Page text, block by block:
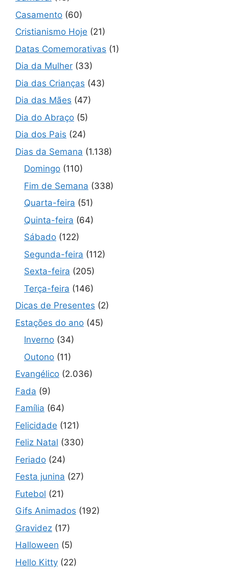
Casamento (60)
Cristianismo Hoje (21)
Datas Comemorativas (1)
Dia da Mulher (33)
Dia das Crianças (43)
Dia das Mães (47)
Dia do Abraço (5)
Dia dos Pais (24)
Dias da Semana (1.138)
Domingo (110)
Fim de Semana (338)
Quarta-feira (51)
Quinta-feira (64)
Sábado (122)
Segunda-feira (112)
Sexta-feira (205)
Terça-feira (146)
Dicas de Presentes (2)
Estações do ano (45)
Inverno (34)
Outono (11)
Evangélico (2.036)
Fada (9)
Família (64)
Felicidade (121)
Feliz Natal (330)
Feriado (24)
Festa junina (27)
Futebol (21)
Gifs Animados (192)
Gravidez (17)
Halloween (5)
Hello Kitty (22)